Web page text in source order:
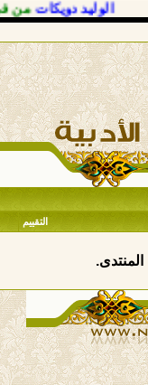
الوليد دويكات من في هدأة
التقييم